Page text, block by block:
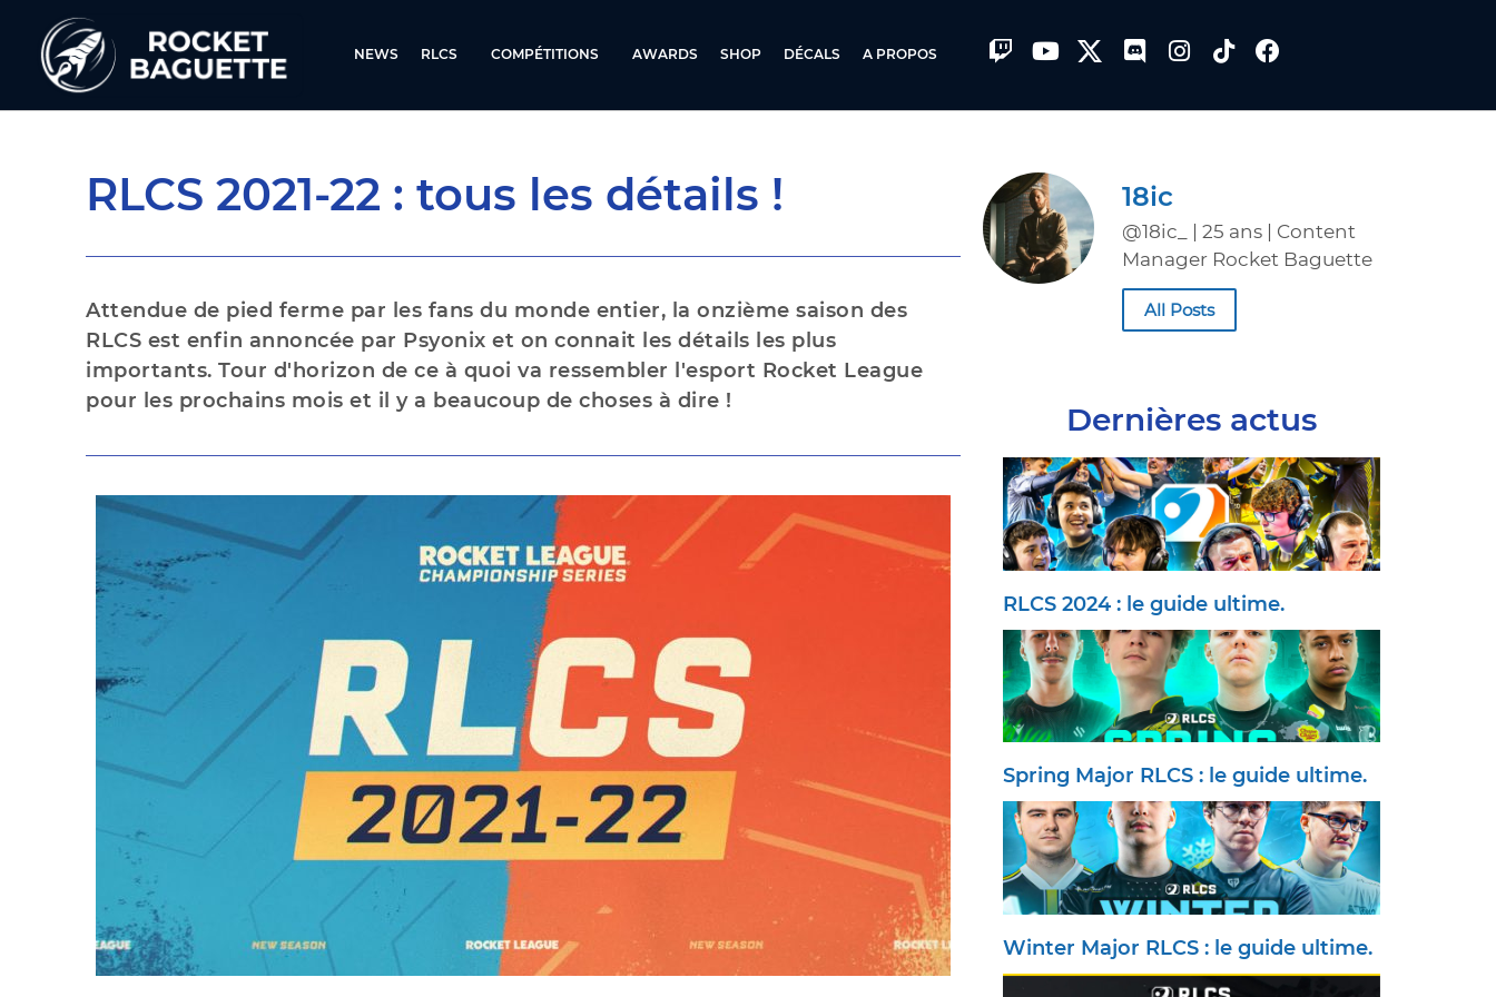
NEWS RLCS COMPÉTITIONS AWARDS SHOP DÉCALS A PROPOS
RLCS 2021-22 : tous les détails !
Attendue de pied ferme par les fans du monde entier, la onzième saison des
RLCS est enfin annoncée par Psyonix et on connait les détails les plus
importants. Tour d'horizon de ce à quoi va ressembler l'esport Rocket League
pour les prochains mois et il y a beaucoup de choses à dire !
18ic
@18ic_ | 25 ans | Content
Manager Rocket Baguette
All Posts
Dernières actus
RLCS 2024 : le guide ultime.
Spring Major RLCS : le guide ultime.
Winter Major RLCS : le guide ultime.